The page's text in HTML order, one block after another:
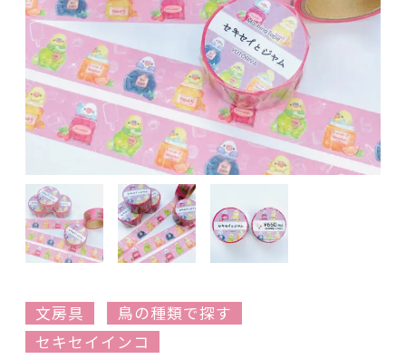
文房具
鳥の種類で探す
セキセイインコ